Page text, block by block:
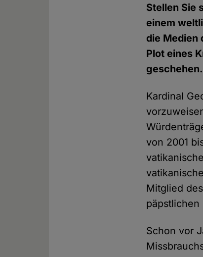
Stellen Sie
einem
die Medien
Plot eines
geschehen.
Kardinal
von 2001
Mitglied
päpstlichen
Schon vor